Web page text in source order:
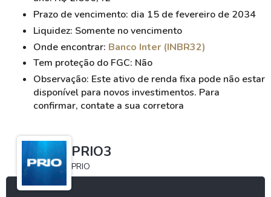
Prazo de vencimento: dia 15 de fevereiro de 2034
Liquidez: Somente no vencimento
Onde encontrar: Banco Inter (INBR32)
Tem proteção do FGC: Não
Observação: Este ativo de renda fixa pode não estar
disponível para novos investimentos. Para
confirmar, contate a sua corretora
PRIO3
PRIO